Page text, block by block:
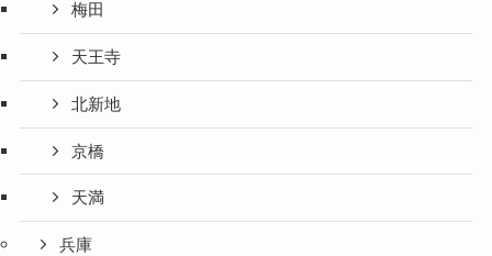
梅田
天王寺
北新地
京橋
天満
兵庫